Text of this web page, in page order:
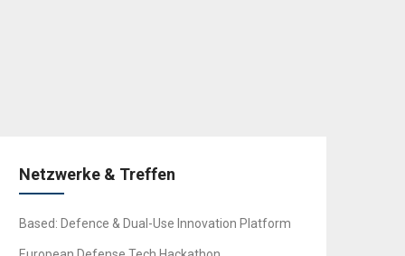
Netzwerke & Treffen
Based: Defence & Dual-Use Innovation Platform